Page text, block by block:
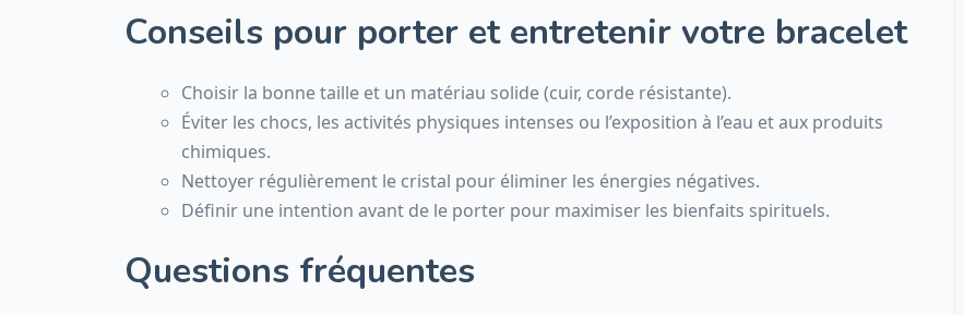
Conseils pour porter et entretenir votre bracelet
Choisir la bonne taille et un matériau solide (cuir, corde résistante).
Éviter les chocs, les activités physiques intenses ou l’exposition à l’eau et aux produits
chimiques.
Nettoyer régulièrement le cristal pour éliminer les énergies négatives.
Définir une intention avant de le porter pour maximiser les bienfaits spirituels.
Questions fréquentes
🧠 Astuces et conseils